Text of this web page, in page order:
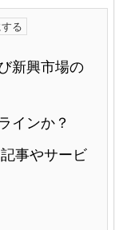
新興市場の
インか？
事やサービ